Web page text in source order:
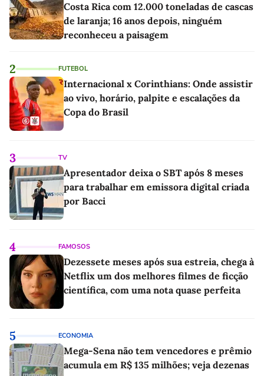
Costa Rica com 12.000 toneladas de cascas
de laranja; 16 anos depois, ninguém
reconheceu a paisagem
2 FUTEBOL
Internacional x Corinthians: Onde assistir
ao vivo, horário, palpite e escalações da
Copa do Brasil
3 TV
Apresentador deixa o SBT após 8 meses
para trabalhar em emissora digital criada
por Bacci
4 FAMOSOS
Dezessete meses após sua estreia, chega à
Netflix um dos melhores filmes de ficção
científica, com uma nota quase perfeita
5 ECONOMIA
Mega-Sena não tem vencedores e prêmio
acumula em R$ 135 milhões; veja dezenas